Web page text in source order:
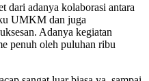
dari adanya kolaborasi antara
UMKM dan juga
Adanya kegiatan
penuh oleh puluhan ribu